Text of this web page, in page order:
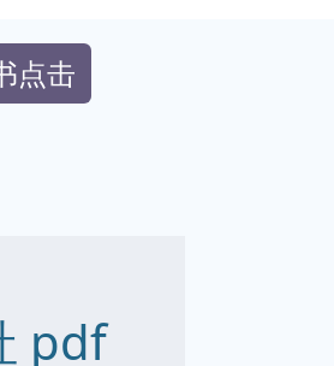
点击
pdf